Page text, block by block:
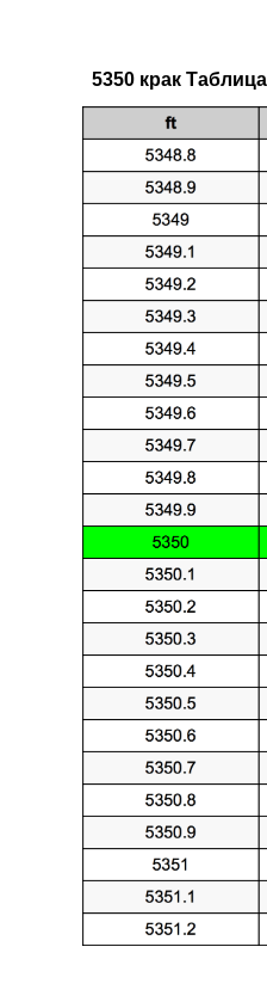
5350 крак